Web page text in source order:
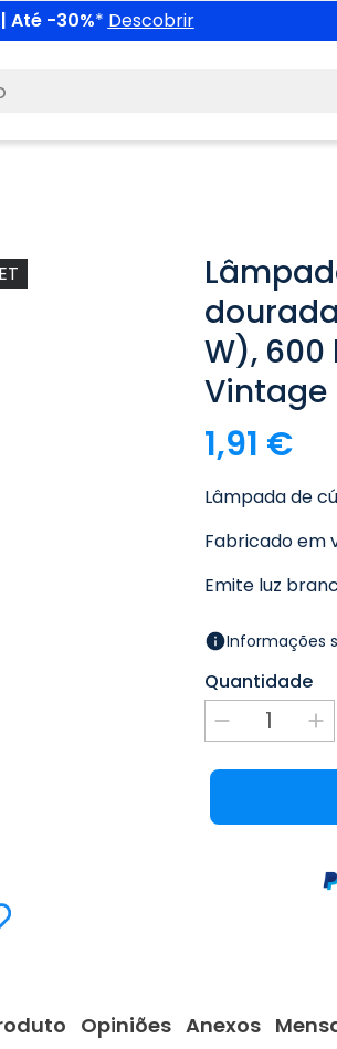
Até -30%* Descobrir
W), 600
Vintage
1,91 €
Lâmpada de
Fabricado em
Emite luz
Informações
Quantidade
Opiniões Anexos